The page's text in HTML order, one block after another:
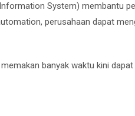
System) membantu
perusahaan dapat
banyak waktu kini